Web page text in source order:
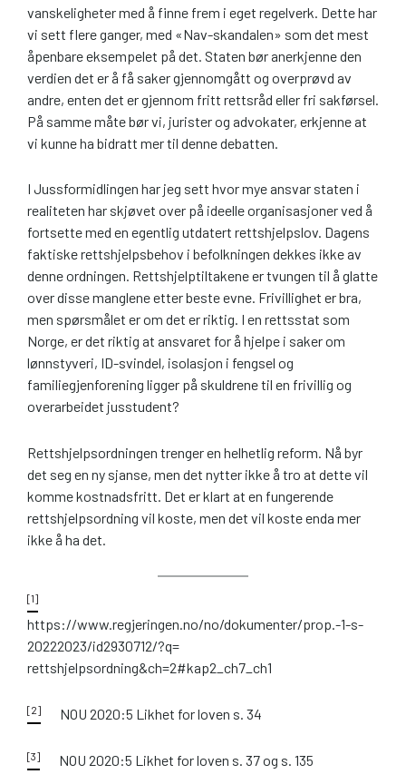
vanskeligheter med å finne frem i eget regelverk. Dette har
vi sett flere ganger, med «Nav-skandalen» som det mest
åpenbare eksempelet på det. Staten bør anerkjenne den
verdien det er å få saker gjennomgått og overprøvd av
andre, enten det er gjennom fritt rettsråd eller fri sakførsel.
På samme måte bør vi, jurister og advokater, erkjenne at
vi kunne ha bidratt mer til denne debatten.
I Jussformidlingen har jeg sett hvor mye ansvar staten i
realiteten har skjøvet over på ideelle organisasjoner ved å
fortsette med en egentlig utdatert rettshjelpslov. Dagens
faktiske rettshjelpsbehov i befolkningen dekkes ikke av
denne ordningen. Rettshjelptiltakene er tvungen til å glatte
over disse manglene etter beste evne. Frivillighet er bra,
men spørsmålet er om det er riktig. I en rettsstat som
Norge, er det riktig at ansvaret for å hjelpe i saker om
lønnstyveri, ID-svindel, isolasjon i fengsel og
familiegjenforening ligger på skuldrene til en frivillig og
overarbeidet jusstudent?
Rettshjelpsordningen trenger en helhetlig reform. Nå byr
det seg en ny sjanse, men det nytter ikke å tro at dette vil
komme kostnadsfritt. Det er klart at en fungerende
rettshjelpsordning vil koste, men det vil koste enda mer
ikke å ha det.
[1]
https://www.regjeringen.no/no/dokumenter/prop.-1-s-
20222023/id2930712/?q=
rettshjelpsordning&ch=2#kap2_ch7_ch1
[2] NOU 2020:5 Likhet for loven s. 34
[3] NOU 2020:5 Likhet for loven s. 37 og s. 135